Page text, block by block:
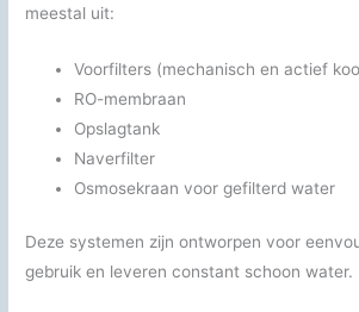
meestal uit:
Voorfilters (mechanisch en actief
RO-membraan
Opslagtank
Naverfilter
Osmosekraan voor gefilterd water
Deze systemen zijn ontworpen voor
gebruik en leveren constant schoon water.